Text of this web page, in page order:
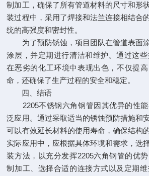
制加工，确保了所有管道材料的尺寸和形
装过程中，采用了焊接和法兰连接相结合
统的高强度和密封性。
为了预防锈蚀，项目团队在管道表面
涂层，并定期进行清洁和维护。通过这
在恶劣的化工环境中表现出色，不仅提
命，还确保了生产过程的安全和稳定。
四、结语
2205不锈钢六角钢管因其优异的性能
泛应用。通过采取适当的锈蚀预防措施和
可以有效延长材料的使用寿命，确保结构
实际应用中，应根据具体环境和需求，选
装方法，以充分发挥2205六角钢管的优
制加工、选择合适的连接方式以及定期